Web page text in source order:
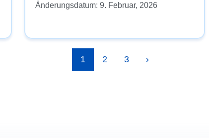
Änderungsdatum: 9. Februar, 2026
1 2 3 ›